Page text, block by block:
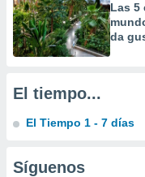
e
mediante
publicidad
de
Las 5
da
El tiempo...
El Tiempo 1 - 7 días
Síguenos